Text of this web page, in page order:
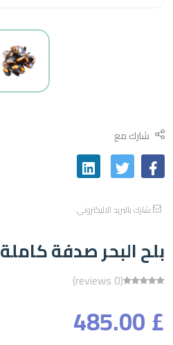
شارك مع
شارك بالبريد الاليكتروني
بلح البحر صدفة كاملة sea
(0 reviews)
£ 485.00